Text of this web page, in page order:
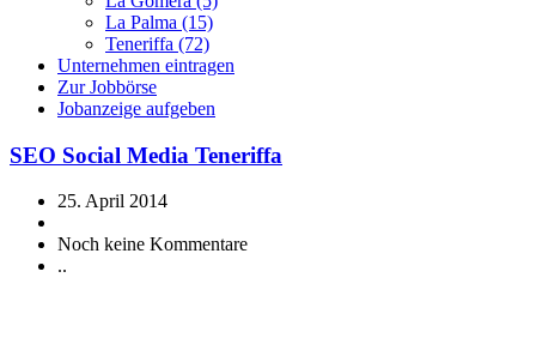
La Palma (15)
Teneriffa (72)
Unternehmen eintragen
Zur Jobbörse
Jobanzeige aufgeben
SEO Social Media Teneriffa
25. April 2014
Noch keine Kommentare
..